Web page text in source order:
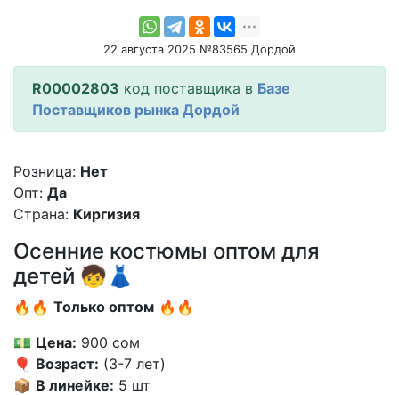
22 августа 2025 №83565 Дордой
R00002803 код поставщика в Базе
Поставщиков рынка Дордой
Розница: Нет
Опт: Да
Страна: Киргизия
Осенние костюмы оптом для
детей 🧒👗
🔥🔥 Только оптом 🔥🔥
💵 Цена: 900 сом
🎈 Возраст: (3-7 лет)
📦 В линейке: 5 шт